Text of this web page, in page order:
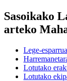
Sasoikako
arteko
Lege-esparrua
Lotutako
Lotutako